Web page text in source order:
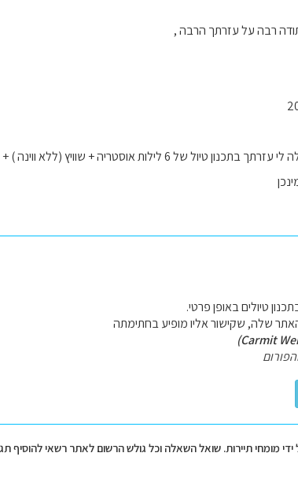
רבה על עזרתך הרבה ,
שלום - כמה יעלה לי עזרתך בתכנון טיול של 6
טיולים באופן פרטי.
האתר שלה, שקישור אליו מופיע בחתימתה
מומחי תיירות. שואל השאלה וכל גולש הרשום לאתר רשאי להוסיף